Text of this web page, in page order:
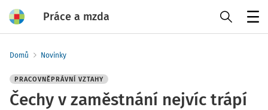
Práce a mzda
Domů Novinky
PRACOVNĚPRÁVNÍ VZTAHY
Čechy v zaměstnání nejvíc trápí